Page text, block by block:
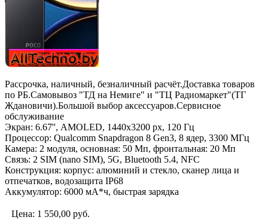
Рассрочка, наличный, безналичный расчёт.Доставка товаров
по РБ.Самовывоз "ТД на Немиге" и "ТЦ Радиомаркет"(ТГ
Ждановичи).Большой выбор аксессуаров.Сервисное
обслуживание
Экран: 6.67'', AMOLED, 1440x3200 px, 120 Гц
Процессор: Qualcomm Snapdragon 8 Gen3, 8 ядер, 3300 МГц
Камера: 2 модуля, основная: 50 Мп, фронтальная: 20 Мп
Связь: 2 SIM (nano SIM), 5G, Bluetooth 5.4, NFC
Конструкция: корпус: алюминий и стекло, сканер лица и
отпечатков, водозащита IP68
Аккумулятор: 6000 мА*ч, быстрая зарядка
Цена: 1 550,00 руб.